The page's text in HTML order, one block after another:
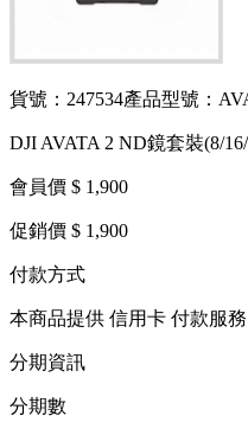
貨號：247534產品型號：
DJI AVATA 2 ND鏡套裝(8/
會員價 $ 1,900
促銷價 $ 1,900
付款方式
本商品提供 信用卡 付款服務
分期資訊
分期數